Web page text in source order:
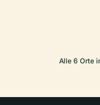
Alle 6 Orte